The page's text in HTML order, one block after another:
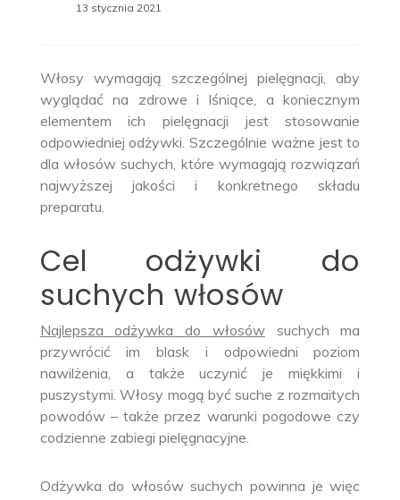
13 stycznia 2021
Włosy wymagają szczególnej pielęgnacji, aby
wyglądać na zdrowe i lśniące, a koniecznym
elementem ich pielęgnacji jest stosowanie
odpowiedniej odżywki. Szczególnie ważne jest to
dla włosów suchych, które wymagają rozwiązań
najwyższej jakości i konkretnego składu
preparatu.
Cel odżywki do
suchych włosów
Najlepsza odżywka do włosówsuchych ma
przywrócić im blask i odpowiedni poziom
nawilżenia, a także uczynić je miękkimi i
puszystymi. Włosy mogą być suche z rozmaitych
powodów – także przez warunki pogodowe czy
codzienne zabiegi pielęgnacyjne.
Odżywka do włosów suchych powinna je więc